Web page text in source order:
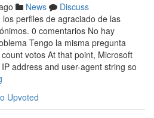
News
Discuss
perfiles de agraciado de las
0 comentarios No hay
Tengo la misma pregunta
votos At that point, Microsoft
address and user-agent string so
Upvoted